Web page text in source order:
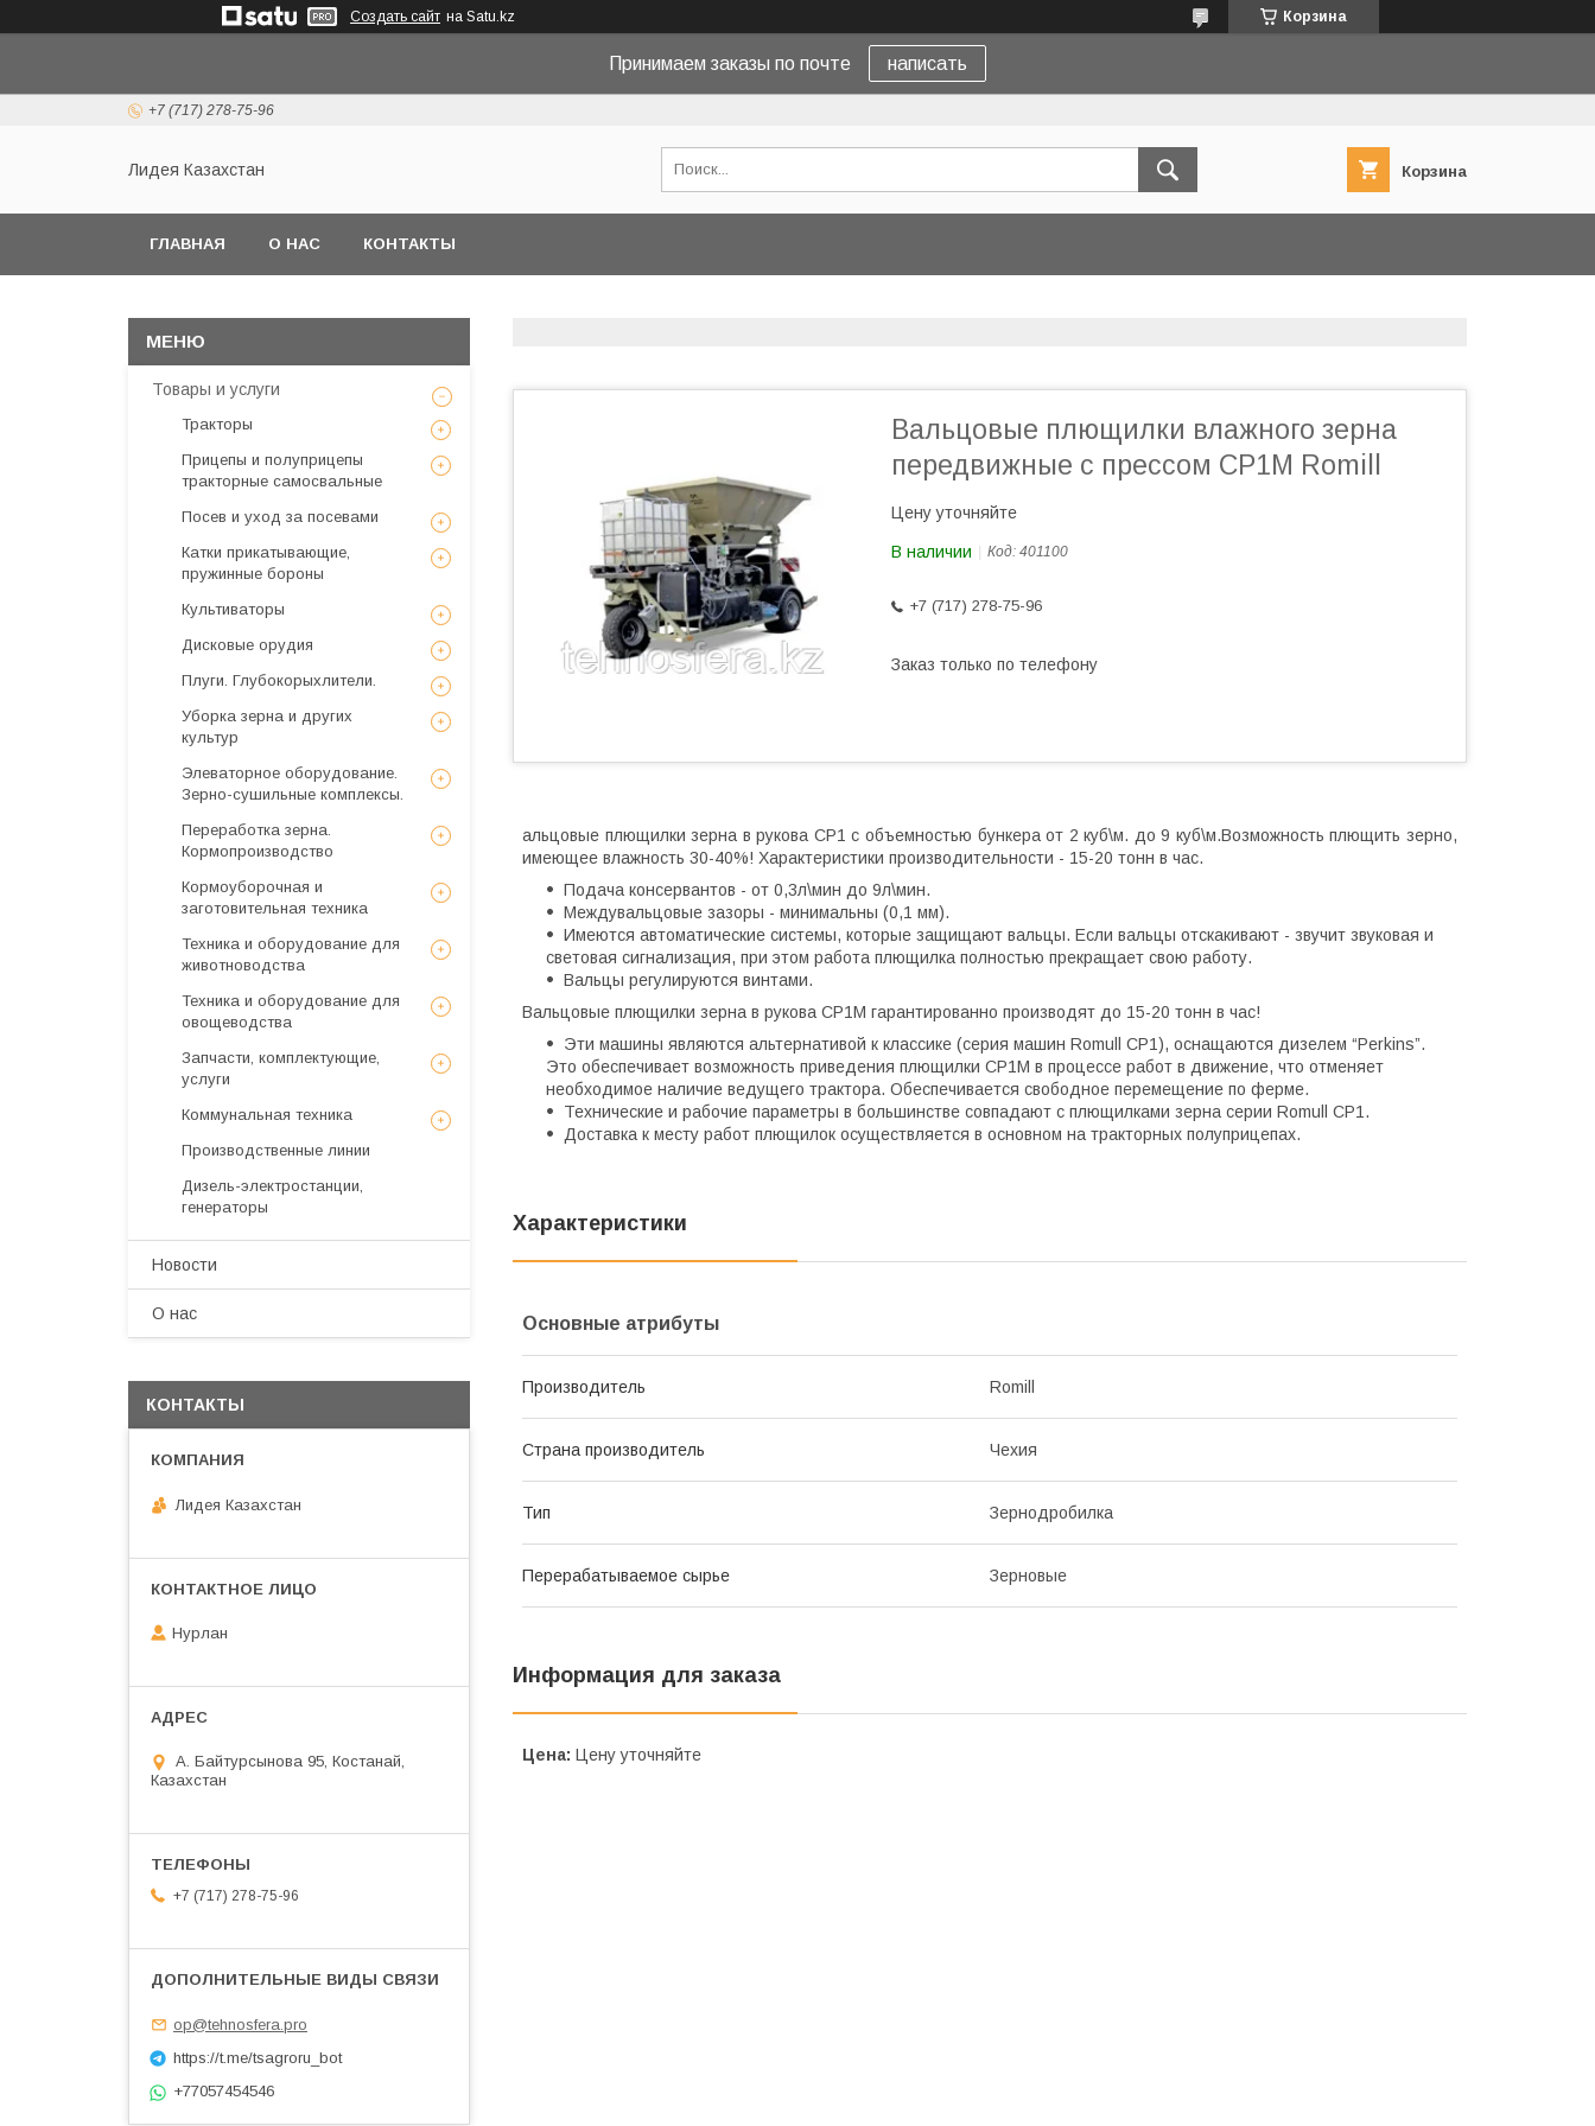
Создать сайт на Satu.kz Корзина
Принимаем заказы по почте написать
+7 (717) 278-75-96
Лидея Казахстан Корзина
ГЛАВНАЯ О НАС КОНТАКТЫ
Вальцовые плющилки влажного зерна
передвижные c прессом СР1М Romill
Цену уточняйте
В наличии Код: 401100
+7 (717) 278-75-96
Заказ только по телефону
альцовые плющилки зерна в рукова CP1 с объемностью бункера от 2 куб\м. до 9 куб\м.Возможность плющить зерно,
имеющее влажность 30-40%! Характеристики производительности - 15-20 тонн в час.
Подача консервантов - от 0,3л\мин до 9л\мин.
Междувальцовые зазоры - минимальны (0,1 мм).
Имеются автоматические системы, которые защищают вальцы. Если вальцы отскакивают - звучит звуковая и
световая сигнализация, при этом работа плющилка полностью прекращает свою работу.
Вальцы регулируются винтами.
Вальцовые плющилки зерна в рукова CP1М гарантированно производят до 15-20 тонн в час!
Эти машины являются альтернативой к классике (серия машин Romull CP1), оснащаются дизелем “Perkins”.
Это обеспечивает возможность приведения плющилки СР1М в процессе работ в движение, что отменяет
необходимое наличие ведущего трактора. Обеспечивается свободное перемещение по ферме.
Технические и рабочие параметры в большинстве совпадают с плющилками зерна серии Romull CP1 .
Доставка к месту работ плющилок осуществляется в основном на тракторных полуприцепах.
Характеристики
Основные атрибуты
Производитель Romill
Страна производитель Чехия
Тип Зернодробилка
Перерабатываемое сырье Зерновые
Информация для заказа
Цена: Цену уточняйте
Товары и услуги
Тракторы
Прицепы и полуприцепы
тракторные самосвальные
Посев и уход за посевами
Катки прикатывающие,
пружинные бороны
Культиваторы
Дисковые орудия
Плуги. Глубокорыхлители.
Уборка зерна и других
культур
Элеваторное оборудование.
Зерно-сушильные комплексы.
Переработка зерна.
Кормопроизводство
Кормоуборочная и
заготовительная техника
Техника и оборудование для
животноводства
Техника и оборудование для
овощеводства
Запчасти, комплектующие,
услуги
Коммунальная техника
Производственные линии
Дизель-электростанции,
генераторы
Новости
О нас
КОНТАКТЫ
Лидея Казахстан
Нурлан
А. Байтурсынова 95, Костанай,
Казахстан
+7 (717) 278-75-96
op@tehnosfera.pro
https://t.me/tsagroru_bot
+77057454546